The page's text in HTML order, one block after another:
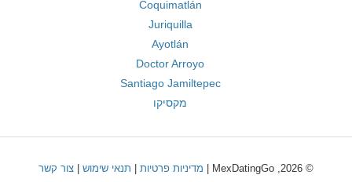
Coquimatlán
Juriquilla
Ayotlán
Doctor Arroyo
Santiago Jamiltepec
מקסיקו
© 2026, MexDatingGo | מדיניות פרטיות תנאי שימוש צור קשר